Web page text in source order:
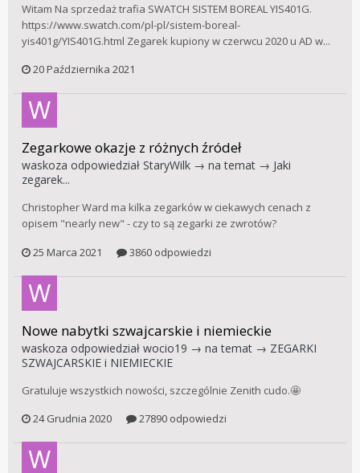
Witam Na sprzedaż trafia SWATCH SISTEM BOREAL YIS401G.
https://www.swatch.com/pl-pl/sistem-boreal-
yis401g/YIS401G.html Zegarek kupiony w czerwcu 2020 u AD w...
20 Października 2021
Zegarkowe okazje z różnych źródeł
waskoza odpowiedział StaryWilk → na temat → Jaki
zegarek...
Christopher Ward ma kilka zegarków w ciekawych cenach z
opisem "nearly new" - czy to są zegarki ze zwrotów?
25 Marca 2021
3860 odpowiedzi
Nowe nabytki szwajcarskie i niemieckie
waskoza odpowiedział wocio19 → na temat → ZEGARKI
SZWAJCARSKIE i NIEMIECKIE
Gratuluje wszystkich nowości, szczególnie Zenith cudo.🤩
24 Grudnia 2020
27890 odpowiedzi